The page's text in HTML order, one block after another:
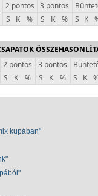
2 pontos 3 pontos
S
K % S K % S K
2 pontos 3 pontos
S
K % S K % S K
kupában